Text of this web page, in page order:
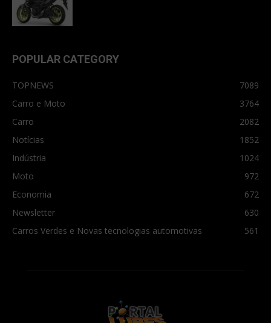
POPULAR CATEGORY
TOPNEWS
7089
Carro e Moto
3764
Carro
2082
Notícias
1852
Indústria
1024
Moto
972
Economia
672
Newsletter
630
Carros Verdes e Novas tecnologias automotivas
561